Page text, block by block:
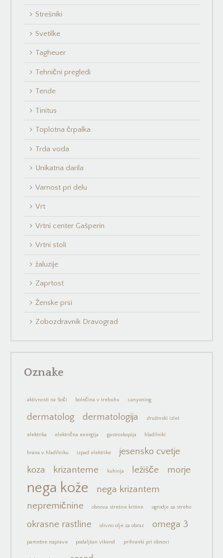
Strešniki
Svetilke
Tagheuer
Tehnični pregledi
Tende
Tinitus
Toplotna črpalka
Trda voda
Unikatna darila
Varnost pri delu
Vrt
Vrtni center Gašperin
Vrtni stoli
žaluzije
Zaprtost
Ženske prsi
Zobozdravnik Dravograd
Oznake
aktivnosti na Soči bolečina v trebuhu canyoning
dermatolog dermatologija družinski izlet
elektrika električna energija gastroskopija hladilniki
hrana v hladilniku izpad elektrike
jesensko cvetje
koza
krizanteme kuhinja ležišče morje
nega kože
nega krizantem
nepremičnine
obnova strešne kritine ogrodje za streho
okrasne rastline olivno olje za obraz omega 3
pametne naprave podaljšan vikend prihranki pri obnovi